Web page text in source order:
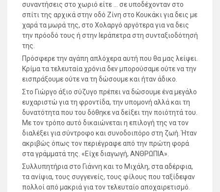
συναντήσεις στο χωριό είτε … σε υποδέχονταν στο
σπίτι της αρχικά στην οδό Ζίνη στο Κουκάκι για δεις με
χαρά τα μωρά της, στο Χολαργό αργότερα για να δεις
την πρόοδό τους ή στην Ιεράπετρα στη συνταξιοδότησή
της.
Πρόσφερε την αγάπη απλόχερα αυτή που θα μας λείψει.
Κρίμα τα τελευταία χρόνια δεν μπορούσαμε ούτε να την
εισπράξουμε ούτε να τη δώσουμε και ήταν άδικο.
Στο Γιώργο άξιο σύζυγο πρέπει να δώσουμε ένα μεγάλο
ευχαριστώ για τη φροντίδα, την υπομονή αλλά και τη
δυνατότητα που του δόθηκε να δείξει την ποιότητά του.
Με τον τρόπο αυτό δικαιώνεται η επιλογή της να τον
διαλέξει για σύντροφο και συνοδοιπόρο στη ζωή. Ήταν
ακριβώς όπως τον περιέγραφε από την πρώτη φορά
στα γράμματά της. «Είχε διαγωγή, ΑΝΘΡΩΠΙΑ».
Συλλυπητήρια στο Γιάννη και το Μιχάλη, στα αδέρφια,
τα ανίψια, τους συγγενείς, τους φίλους που ταξίδεψαν
πολλοί από μακριά για τον τελευταίο αποχαιρετισμό.